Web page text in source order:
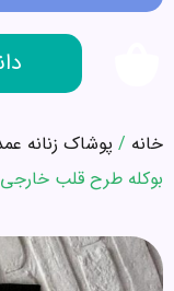
خانه / پوشاک زنانه
بوکله طرح قلب خارجی کد